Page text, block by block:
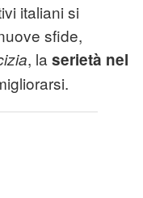
italiani si
sfide,
, la serietà nel